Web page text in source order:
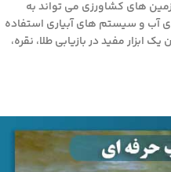
های کشاورزی می تواند به
آب و سیستم های آبیاری استفاده
مفید در بازیابی طلا، نقره،